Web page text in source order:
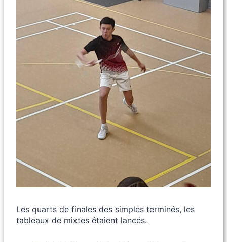
Les quarts de finales des simples terminés, les
tableaux de mixtes étaient lancés.